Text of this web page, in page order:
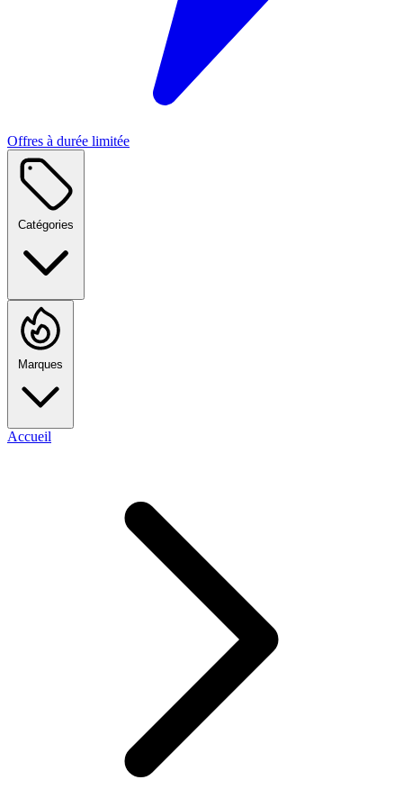
Offres à durée limitée
Catégories
Marques
Accueil